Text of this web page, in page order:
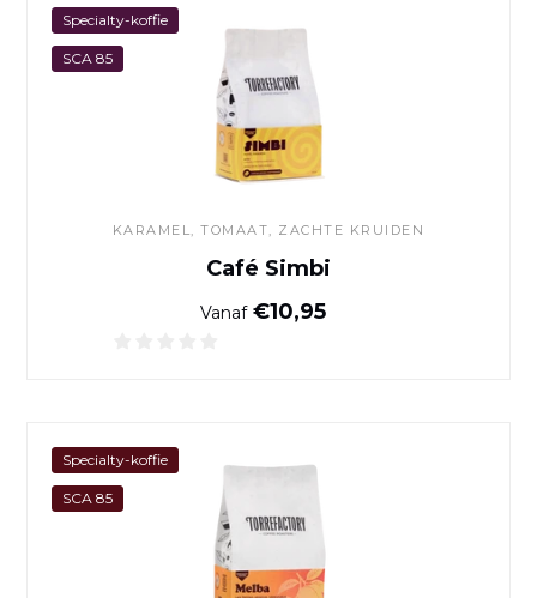
KARAMEL, TOMAAT, ZACHTE KRUIDEN
Café Simbi
Normale prijs
Vanaf€10,95
Specialty-koffie
SCA 85
Specialty-koffie
SCA 85